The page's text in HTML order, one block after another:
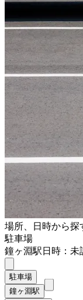
場所、日時から探
駐車場
鐘ヶ淵駅日時：未
駐車場
鐘ヶ淵駅